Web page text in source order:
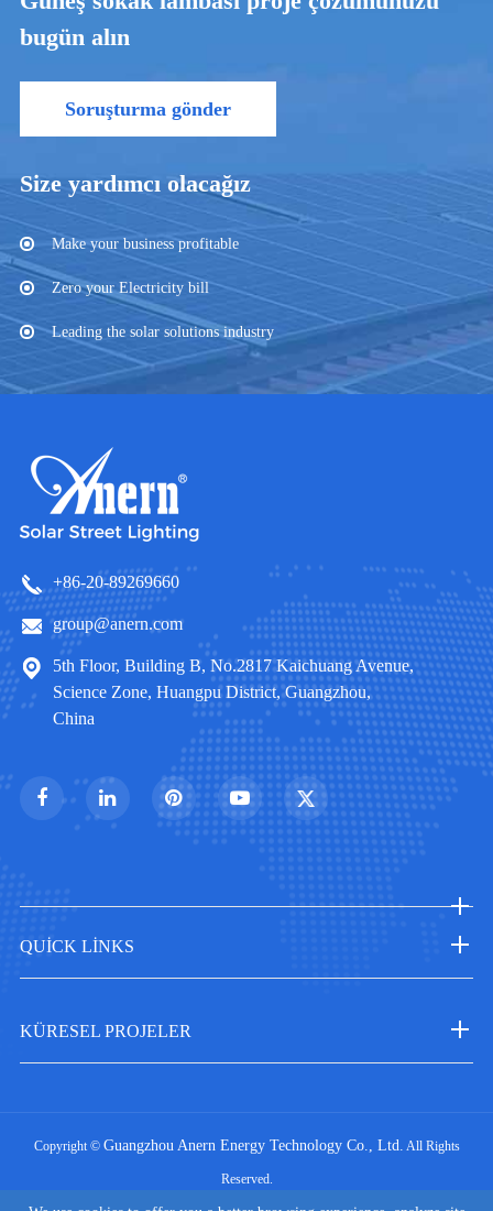
bugün alın
Soruşturma gönder
Size yardımcı olacağız
Make your business profitable
Zero your Electricity bill
Leading the solar solutions industry
+86-20-89269660
group@anern.com
5th Floor, Building B, No.2817 Kaichuang Avenue,
Science Zone, Huangpu District, Guangzhou,
China
QUICK LINKS
KÜRESEL PROJELER
Copyright © Guangzhou Anern Energy Technology Co., Ltd. All Rights
Reserved.